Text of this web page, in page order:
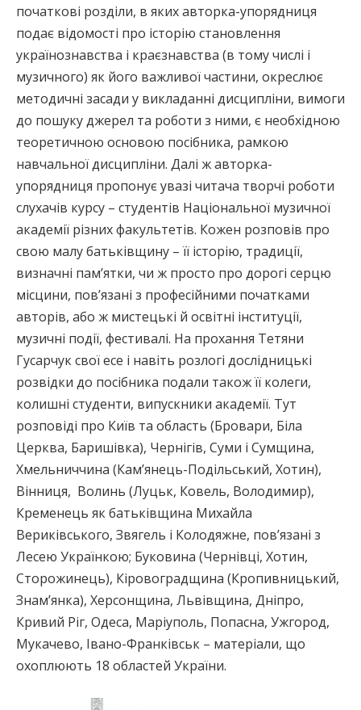
початкові розділи, в яких авторка-упорядниця
подає відомості про історію становлення
українознавства і краєзнавства (в тому числі і
музичного) як його важливої частини, окреслює
методичні засади у викладанні дисципліни, вимоги
до пошуку джерел та роботи з ними, є необхідною
теоретичною основою посібника, рамкою
навчальної дисципліни. Далі ж авторка-
упорядниця пропонує увазі читача творчі роботи
слухачів курсу – студентів Національної музичної
академії різних факультетів. Кожен розповів про
свою малу батьківщину – її історію, традиції,
визначні пам’ятки, чи ж просто про дорогі серцю
місцини, пов’язані з професійними початками
авторів, або ж мистецькі й освітні інституції,
музичні події, фестивалі. На прохання Тетяни
Гусарчук свої есе і навіть розлогі дослідницькі
розвідки до посібника подали також її колеги,
колишні студенти, випускники академії. Тут
розповіді про Київ та область (Бровари, Біла
Церква, Баришівка), Чернігів, Суми і Сумщина,
Хмельниччина (Кам’янець-Подільський, Хотин),
Вінниця, Волинь (Луцьк, Ковель, Володимир),
Кременець як батьківщина Михайла
Вериківського, Звягель і Колодяжне, пов’язані з
Лесею Українкою; Буковина (Чернівці, Хотин,
Сторожинець), Кіровоградщина (Кропивницький,
Знам’янка), Херсонщина, Львівщина, Дніпро,
Кривий Ріг, Одеса, Маріуполь, Попасна, Ужгород,
Мукачево, Івано-Франківськ – матеріали, що
охоплюють 18 областей України.